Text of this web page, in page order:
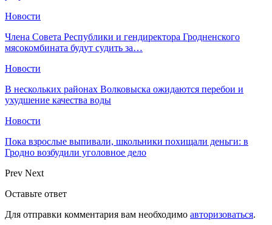
Новости
Члена Совета Республики и гендиректора Гродненского
мясокомбината будут судить за…
Новости
В нескольких районах Волковыска ожидаются перебои и
ухудшение качества воды
Новости
Пока взрослые выпивали, школьники похищали деньги: в
Гродно возбудили уголовное дело
Prev Next
Оставьте ответ
Для отправки комментария вам необходимо авторизоваться.